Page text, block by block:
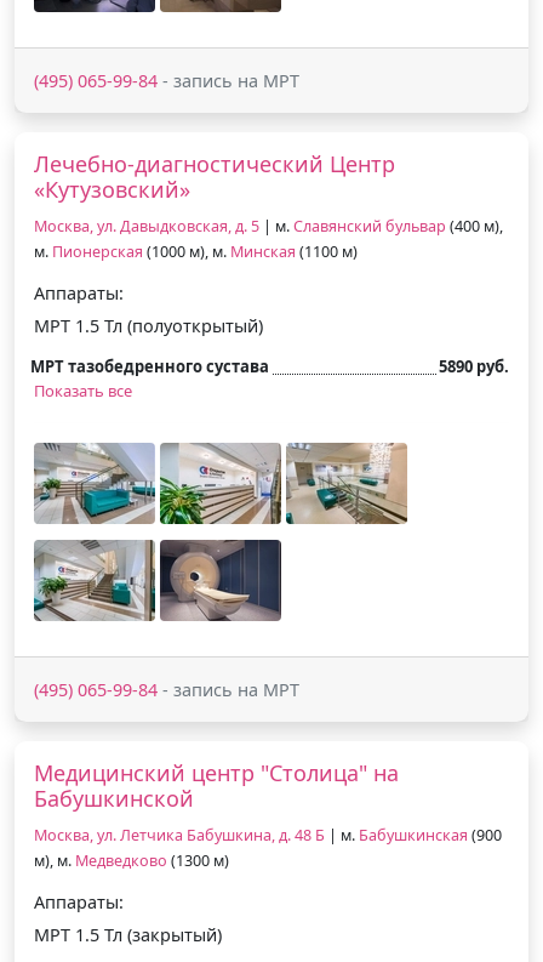
(495) 065-99-84 - запись на МРТ
Лечебно-диагностический Центр
«Кутузовский»
Москва, ул. Давыдковская, д. 5 | м.Славянский бульвар (400 м),
м. Пионерская (1000 м), м. Минская (1100 м)
Аппараты:
МРТ 1.5 Тл (полуоткрытый)
МРТ тазобедренного сустава
5890 руб.
Показать все
(495) 065-99-84 - запись на МРТ
Медицинский центр "Столица" на
Бабушкинской
Москва, ул. Летчика Бабушкина, д. 48 Б | м. Бабушкинская (900
м), м. Медведково (1300 м)
Аппараты:
МРТ 1.5 Тл (закрытый)